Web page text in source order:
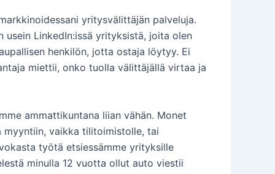
yritysvälittäjän palveluja.
LinkedIn:issä yrityksistä, joita olen
henkilön, jotta ostaja löytyy. Ei
miettii, onko tuolla välittäjällä virtaa ja
ammattikuntana liian vähän. Monet
vaikka tilitoimistolle, tai
työtä etsiessämme yrityksille
minulla 12 vuotta ollut auto viestii